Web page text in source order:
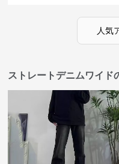
人気
ストレートデニムワイド